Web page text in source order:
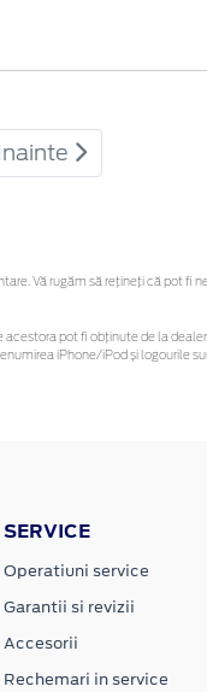
Vă rugăm să rețineți că pot fi
pot fi obținute de la
iPhone/iPod și logourile
SERVICE
Operatiuni service
Garantii si revizii
Accesorii
Rechemari in service